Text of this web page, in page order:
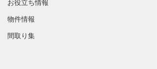
お役立ち情報
物件情報
間取り集